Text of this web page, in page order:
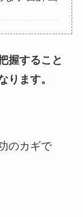
握すること
ります。
のカギで